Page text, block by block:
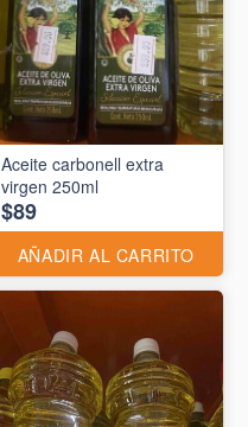
Aceite carbonell extra
virgen 250ml
$89
AÑADIR AL CARRITO